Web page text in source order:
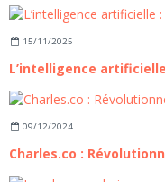
15/11/2025
L’intelligence
09/12/2024
Charles.co :